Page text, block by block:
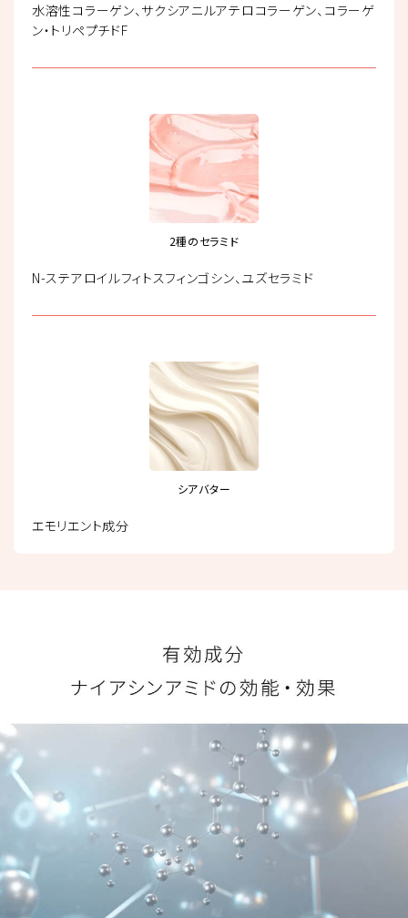
水溶性コラーゲン、サクシアニルアテロコラーゲン、コラーゲ
ン・トリペプチドF
2種のセラミド
N-ステアロイルフィトスフィンゴシン、ユズセラミド
シアバター
エモリエント成分